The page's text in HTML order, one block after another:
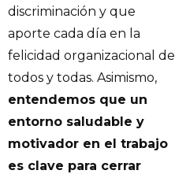
discriminación y que
aporte cada día en la
felicidad organizacional de
todos y todas. Asimismo,
entendemos que un
entorno saludable y
motivador en el trabajo
es clave para cerrar